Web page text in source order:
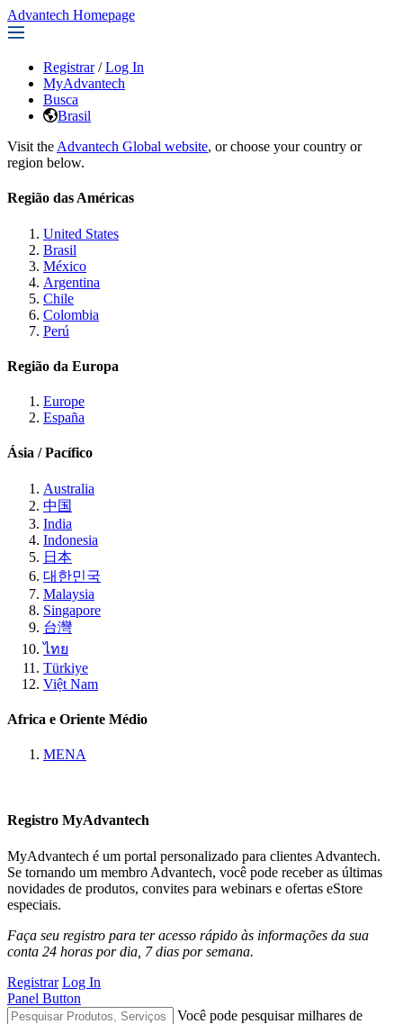
Advantech Homepage
Registrar / Log In
MyAdvantech
Busca
Brasil
Visit the Advantech Global website, or choose your country or
region below.
Região das Américas
United States
Brasil
México
Argentina
Chile
Colombia
Perú
Região da Europa
Europe
España
Ásia / Pacífico
Australia
中国
India
Indonesia
日本
대한민국
Malaysia
Singapore
台灣
ไทย
Türkiye
Việt Nam
Africa e Oriente Médio
MENA
Registro MyAdvantech
MyAdvantech é um portal personalizado para clientes Advantech.
Se tornando um membro Advantech, você pode receber as últimas
novidades de produtos, convites para webinars e ofertas eStore
especiais.
Faça seu registro para ter acesso rápido às informações da sua
conta 24 horas por dia, 7 dias por semana.
Registrar Log In
Panel Button
Você pode pesquisar milhares de